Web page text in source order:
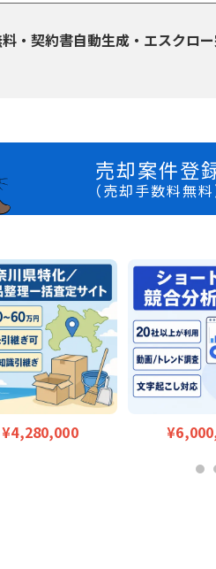
・契約書自動生成・エスクロー
売却案件登
（売却手数料無料
¥4,280,000